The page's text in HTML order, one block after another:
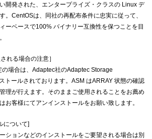
開発された、エンタープライズ・クラスの Linux デ
。CentOSは、同社の再配布条件に忠実に従って、
ーベースで100% バイナリー互換性を保つことを目
れる場合の注意］
場合は、Adaptec社のAdaptec Storage
トールされております。ASM はARRAY 状態の確認
理が行えます。そのままご使用されることをお薦め
お客様にてアンインストールをお願い致します。
について]
ションなどのインストールをご要望される場合は別